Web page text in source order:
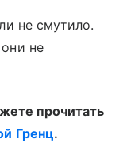
не смутило.
не
прочитать
Гренц.